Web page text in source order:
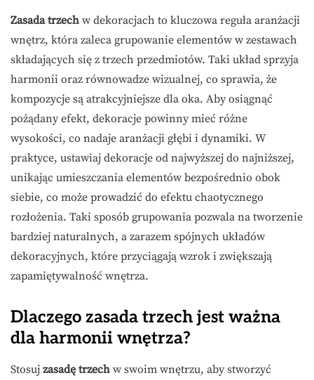
Zasada trzech w dekoracjach to kluczowa reguła aranżacji
wnętrz, która zaleca grupowanie elementów w zestawach
składających się z trzech przedmiotów. Taki układ sprzyja
harmonii oraz równowadze wizualnej, co sprawia, że
kompozycje są atrakcyjniejsze dla oka. Aby osiągnąć
pożądany efekt, dekoracje powinny mieć różne
wysokości, co nadaje aranżacji głębi i dynamiki. W
praktyce, ustawiaj dekoracje od najwyższej do najniższej,
unikając umieszczania elementów bezpośrednio obok
siebie, co może prowadzić do efektu chaotycznego
rozłożenia. Taki sposób grupowania pozwala na tworzenie
bardziej naturalnych, a zarazem spójnych układów
dekoracyjnych, które przyciągają wzrok i zwiększają
zapamiętywalność wnętrza.
Dlaczego zasada trzech jest ważna
dla harmonii wnętrza?
Stosuj zasadę trzech w swoim wnętrzu, aby stworzyć